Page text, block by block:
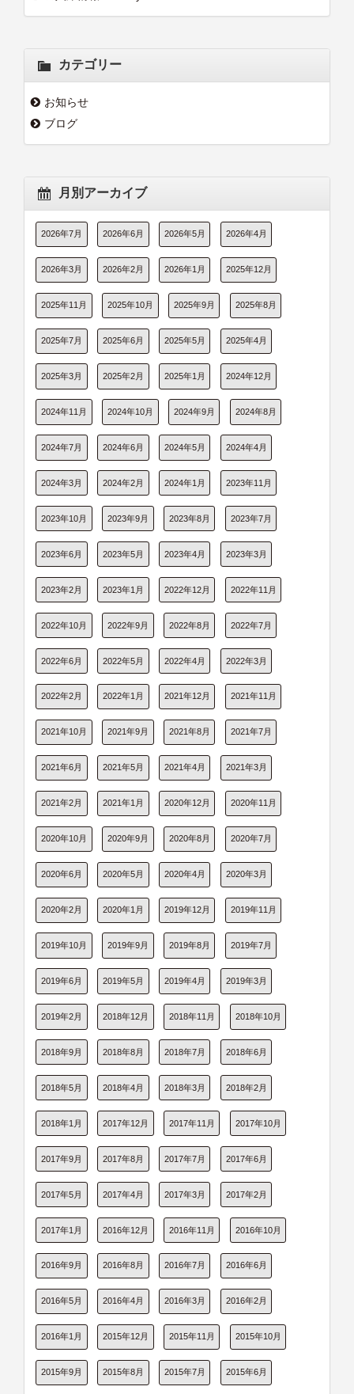
カテゴリー
お知らせ
ブログ
月別アーカイブ
2026年7月 2026年6月 2026年5月 2026年4月
2026年3月 2026年2月 2026年1月 2025年12月
2025年11月 2025年10月 2025年9月 2025年8月
2025年7月 2025年6月 2025年5月 2025年4月
2025年3月 2025年2月 2025年1月 2024年12月
2024年11月 2024年10月 2024年9月 2024年8月
2024年7月 2024年6月 2024年5月 2024年4月
2024年3月 2024年2月 2024年1月 2023年11月
2023年10月 2023年9月 2023年8月 2023年7月
2023年6月 2023年5月 2023年4月 2023年3月
2023年2月 2023年1月 2022年12月 2022年11月
2022年10月 2022年9月 2022年8月 2022年7月
2022年6月 2022年5月 2022年4月 2022年3月
2022年2月 2022年1月 2021年12月 2021年11月
2021年10月 2021年9月 2021年8月 2021年7月
2021年6月 2021年5月 2021年4月 2021年3月
2021年2月 2021年1月 2020年12月 2020年11月
2020年10月 2020年9月 2020年8月 2020年7月
2020年6月 2020年5月 2020年4月 2020年3月
2020年2月 2020年1月 2019年12月 2019年11月
2019年10月 2019年9月 2019年8月 2019年7月
2019年6月 2019年5月 2019年4月 2019年3月
2019年2月 2018年12月 2018年11月 2018年10月
2018年9月 2018年8月 2018年7月 2018年6月
2018年5月 2018年4月 2018年3月 2018年2月
2018年1月 2017年12月 2017年11月 2017年10月
2017年9月 2017年8月 2017年7月 2017年6月
2017年5月 2017年4月 2017年3月 2017年2月
2017年1月 2016年12月 2016年11月 2016年10月
2016年9月 2016年8月 2016年7月 2016年6月
2016年5月 2016年4月 2016年3月 2016年2月
2016年1月 2015年12月 2015年11月 2015年10月
2015年9月 2015年8月 2015年7月 2015年6月